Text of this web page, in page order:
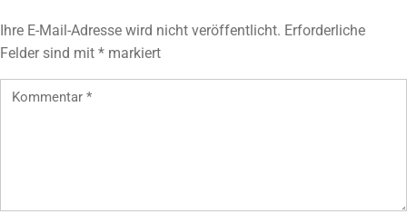
Ihre E-Mail-Adresse wird nicht veröffentlicht. Erforderliche
Felder sind mit * markiert